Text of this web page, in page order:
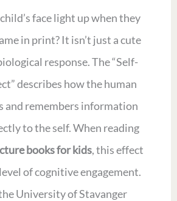
face light up when they
in print? It isn’t just a cute
response. The “Self-
describes how the human
and remembers information
to the self. When reading
books for kids, this effect
of cognitive engagement.
University of Stavanger